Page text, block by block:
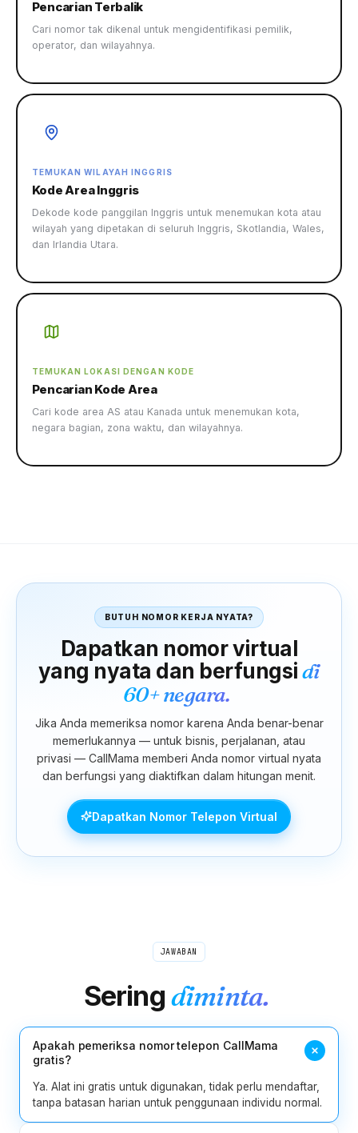
Pencarian Terbalik
Cari nomor tak dikenal untuk mengidentifikasi pemilik,
operator, dan wilayahnya.
TEMUKAN WILAYAH INGGRIS
Kode Area Inggris
Dekode kode panggilan Inggris untuk menemukan kota atau
wilayah yang dipetakan di seluruh Inggris, Skotlandia, Wales,
dan Irlandia Utara.
TEMUKAN LOKASI DENGAN KODE
Pencarian Kode Area
Cari kode area AS atau Kanada untuk menemukan kota,
negara bagian, zona waktu, dan wilayahnya.
BUTUH NOMOR KERJA NYATA?
Dapatkan nomor virtual
yang nyata dan berfungsidi
60+ negara.
Jika Anda memeriksa nomor karena Anda benar-benar
memerlukannya — untuk bisnis, perjalanan, atau
privasi — CallMama memberi Anda nomor virtual nyata
dan berfungsi yang diaktifkan dalam hitungan menit.
Dapatkan Nomor Telepon Virtual
JAWABAN
Seringdiminta.
Apakah pemeriksa nomor telepon CallMama
gratis?
Ya. Alat ini gratis untuk digunakan, tidak perlu mendaftar,
tanpa batasan harian untuk penggunaan individu normal.